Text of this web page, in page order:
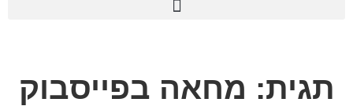
תגית: מחאה בפייסבוק